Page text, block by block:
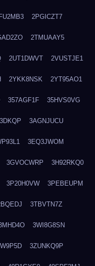
2PGICZT7
2TMUAAY5
2UT1DWVT 2VUSTJE1
2YKK8NSK 2YT95AO1
357AGF1F 35HVS0VG
3AGNJUCU
3EQ3JWOM
3GVOCWRP 3H92RKQ0
3P20H0VW 3PEBEUPM
3TBVTN7Z
3WI8G8SN
3ZUNKQ9P